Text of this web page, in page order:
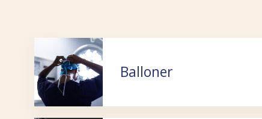
Balloner